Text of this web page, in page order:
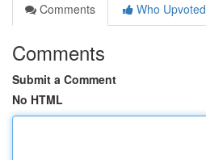
Comments
Who Upvoted
Comments
Submit a Comment
No HTML